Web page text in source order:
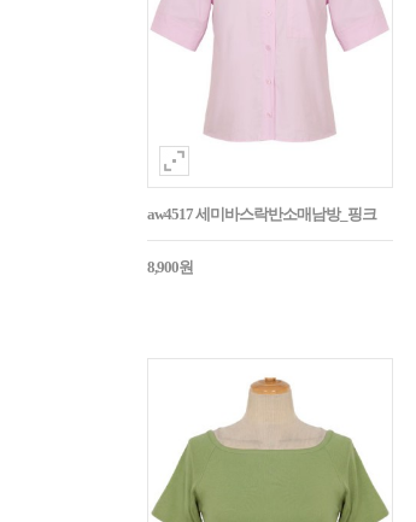
aw4517 세미바스락반소매남방_핑크
8,900원